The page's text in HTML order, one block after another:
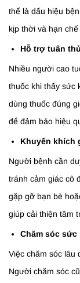
thể là dấu hiệu
kịp thời và hạn
Hỗ trợ tuân
Nhiều người cao
thuốc khi thấy sức
dùng thuốc đúng
để đảm bảo hiệu
Khuyến khích
Người bệnh cần
tránh cảm giác cô
gặp gỡ bạn bè
giúp cải thiện tâm
Chăm sóc
Việc chăm sóc lâu
Người chăm sóc